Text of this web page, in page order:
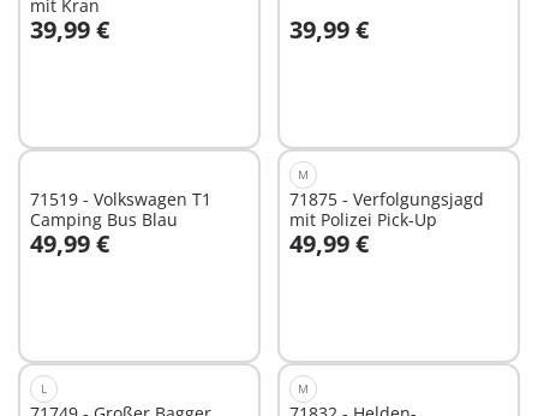
mit Kran
39,99 €
In den Warenkorb 39,99 €
In den Warenkorb
71519 - Volkswagen T1
Camping Bus Blau
49,99 €
M
71875 - Verfolgungsjagd
mit Polizei Pick-Up
49,99 €
In den Warenkorb
L M